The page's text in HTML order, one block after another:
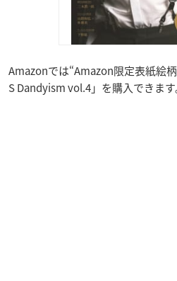
Amazonでは“Amazon限定表紙絵
S Dandyism vol.4」を購入できます